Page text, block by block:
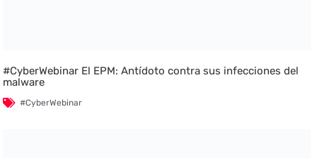
#CyberWebinar El EPM: Antídoto contra sus infecciones del
malware
#CyberWebinar